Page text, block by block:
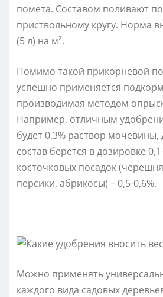
помета. Составом поливают
приствольному кругу. Норма
(5 л) на м².
Помимо такой прикорневой
успешно применяется
производимая методом
Например, отличным
будет 0,3% раствор мочевины,
состав берется в дозировке
косточковых посадок
персики, абрикосы) – 0,5-0,6%.
Можно применять
каждого вида садовых